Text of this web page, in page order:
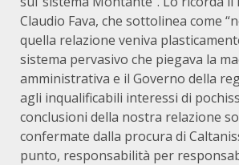
Claudio Fava, che sottolinea come
quella relazione veniva
sistema pervasivo che piegava la
amministrativa e il Governo della
agli inqualificabili interessi di
conclusioni della nostra relazione
confermate dalla procura di
punto, responsabilità per